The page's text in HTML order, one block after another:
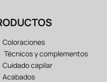
Coloraciones
Técnicos y complementos
Cuidado capilar
Acabados